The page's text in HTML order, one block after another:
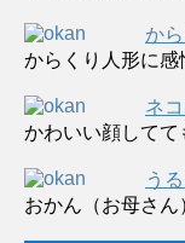
か
からくり人形に
ネ
かわいい顔してて
う
おかん（お母さん